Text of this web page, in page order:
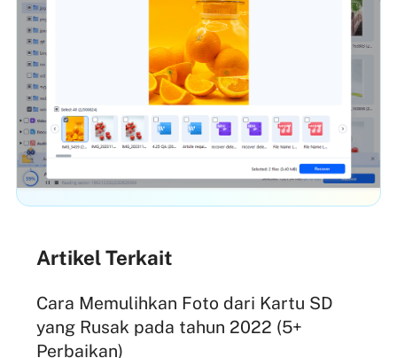
Artikel Terkait
Cara Memulihkan Foto dari Kartu SD
yang Rusak pada tahun 2022 (5+
Perbaikan)